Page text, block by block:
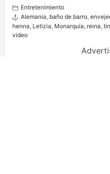
Entretenimiento
Alemania, baño de barro,
henna, Letizia, Monarquía, reina,
video